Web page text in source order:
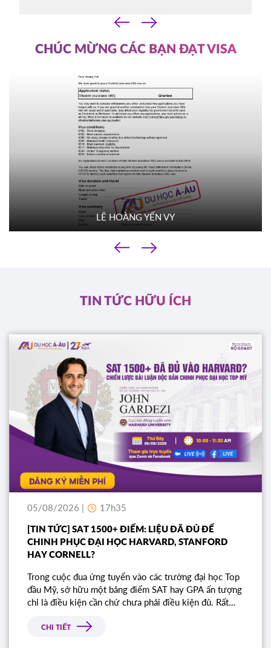
ĐĂNG KÝ
FILM SCHOOL
ĐĂNG KÝ
TROY UNIVERSITY
ĐĂNG KÝ
Mỹ TACOMA COMMUNITY COLLEGE
‹
›
CHÚC MỪNG CÁC BẠN ĐẠT VISA
LÊ HOÀNG YẾN VY
‹
›
TIN TỨC HỮU ÍCH
05/08/2026 | 17h35
[TIN TỨC] SAT 1500+ ĐIỂM: LIỆU ĐÃ ĐỦ ĐỂ
CHINH PHỤC ĐẠI HỌC HARVARD, STANFORD
HAY CORNELL?
Trong cuộc đua ứng tuyển vào các trường đại học Top
đầu Mỹ, sở hữu một bảng điểm SAT hay GPA ấn tượng
chỉ là điều kiện cần chứ chưa phải điều kiện đủ. Rất
bị từ chối chỉ vì bài luận thiếu chiều sâu. Đâu là tiêu
CHI TIẾT